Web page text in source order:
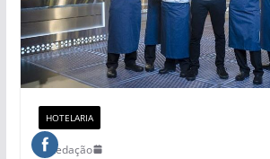
HOTELARIA
Redação